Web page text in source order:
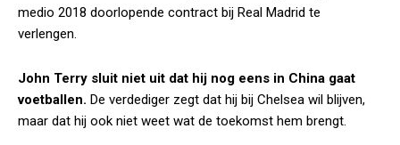
medio 2018 doorlopende contract bij Real Madrid te
verlengen.
John Terry sluit niet uit dat hij nog eens in China gaat
voetballen. De verdediger zegt dat hij bij Chelsea wil blijven,
maar dat hij ook niet weet wat de toekomst hem brengt.